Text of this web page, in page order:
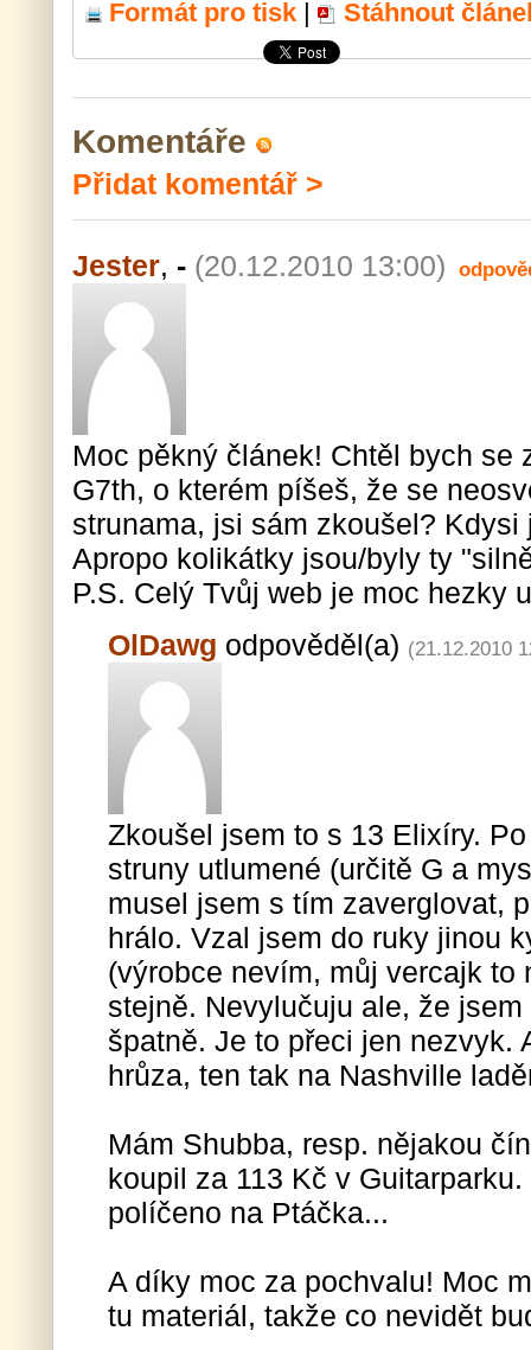
Formát pro tisk | Stáhnout
Komentáře
Přidat komentář >
Jester, - (20.12.2010 13:00)
Moc pěkný článek! Chtěl bych se
G7th, o kterém píšeš, že se
strunama, jsi sám zkoušel?
Apropo kolikátky jsou/byly ty
P.S. Celý Tvůj web je moc hezky
OlDawg odpověděl(a) (21.12.2010
Zkoušel jsem to s 13 Elixíry.
struny utlumené (určitě G a
musel jsem s tím zaverglovat,
hrálo. Vzal jsem do ruky jinou
(výrobce nevím, můj vercajk to
stejně. Nevylučuju ale, že
špatně. Je to přeci jen nezvyk.
hrůza, ten tak na Nashville
Mám Shubba, resp. nějakou
koupil za 113 Kč v
políčeno na Ptáčka...
A díky moc za pochvalu! Moc
tu materiál, takže co nevidět